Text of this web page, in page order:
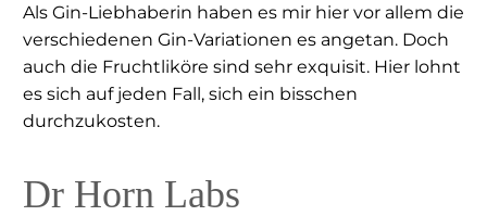
Als Gin-Liebhaberin haben es mir hier vor allem die
verschiedenen Gin-Variationen es angetan. Doch
auch die Fruchtliköre sind sehr exquisit. Hier lohnt
es sich auf jeden Fall, sich ein bisschen
durchzukosten.
Dr Horn Labs